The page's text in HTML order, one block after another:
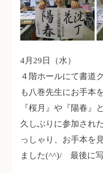
4月29日（水）
４階ホールにて書道
も八巻先生にお手本
『桜月』や『陽春』
久しぶりに参加され
っしゃり、お手本を
ました(^^)/ 最後に